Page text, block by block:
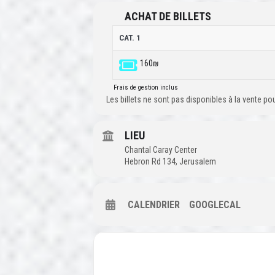
ACHAT DE BILLETS
CAT. 1
160₪
Frais de gestion inclus
Les billets ne sont pas disponibles à la vente
LIEU
Chantal Caray Center
Hebron Rd 134, Jerusalem
CALENDRIER GOOGLECAL